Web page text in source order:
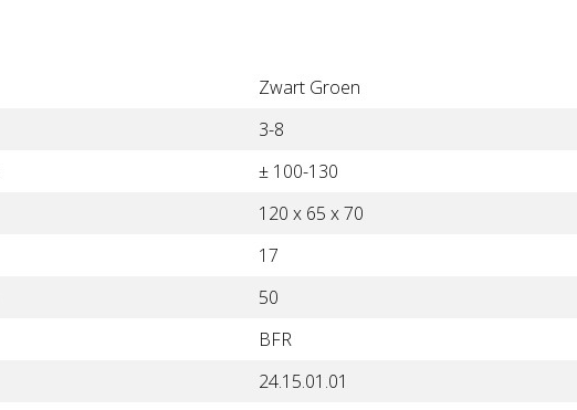
Zwart Groen
3-8
± 100-130
120 x 65 x 70
17
50
BFR
24.15.01.01